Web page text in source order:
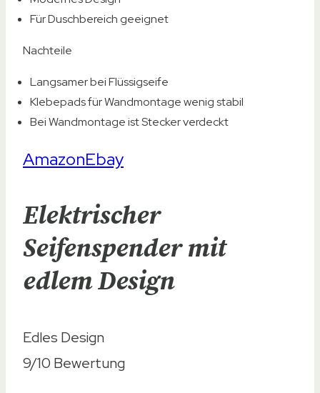
Für Duschbereich geeignet
Nachteile
Langsamer bei Flüssigseife
Klebepads für Wandmontage wenig stabil
Bei Wandmontage ist Stecker verdeckt
AmazonEbay
Elektrischer
Seifenspender mit
edlem Design
Edles Design
9/10 Bewertung